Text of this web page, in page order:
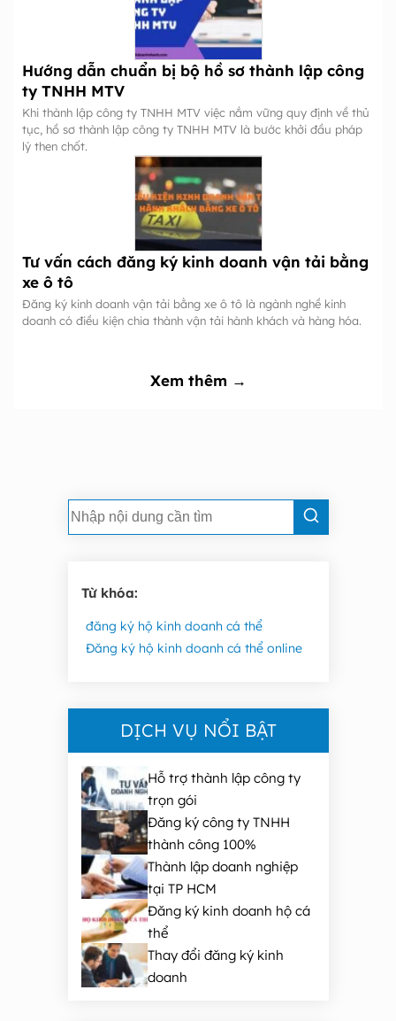
Hướng dẫn chuẩn bị bộ hồ sơ thành lập công
ty TNHH MTV
Khi thành lập công ty TNHH MTV việc nắm vững quy định về thủ
tục, hồ sơ thành lập công ty TNHH MTV là bước khởi đầu pháp
lý then chốt.
Tư vấn cách đăng ký kinh doanh vận tải bằng
xe ô tô
Đăng ký kinh doanh vận tải bằng xe ô tô là ngành nghề kinh
doanh có điều kiện chia thành vận tải hành khách và hàng hóa.
Xem thêm →
Từ khóa:
đăng ký hộ kinh doanh cá thể
Đăng ký hộ kinh doanh cá thể online
DỊCH VỤ NỔI BẬT
Hỗ trợ thành lập công ty
trọn gói
Đăng ký công ty TNHH
thành công 100%
Thành lập doanh nghiệp
tại TP HCM
Đăng ký kinh doanh hộ cá
thể
Thay đổi đăng ký kinh
doanh